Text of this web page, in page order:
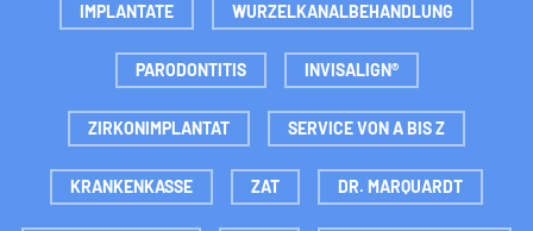
IMPLANTATE WURZELKANALBEHANDLUNG
PARODONTITIS INVISALIGN®
ZIRKONIMPLANTAT SERVICE VON A BIS Z
KRANKENKASSE ZAT DR. MARQUARDT